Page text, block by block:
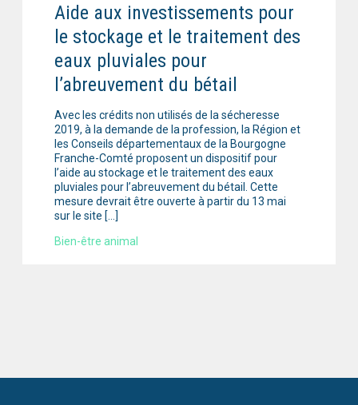
Aide aux investissements pour
le stockage et le traitement des
eaux pluviales pour
l’abreuvement du bétail
Avec les crédits non utilisés de la sécheresse
2019, à la demande de la profession, la Région et
les Conseils départementaux de la Bourgogne
Franche-Comté proposent un dispositif pour
l’aide au stockage et le traitement des eaux
pluviales pour l’abreuvement du bétail. Cette
mesure devrait être ouverte à partir du 13 mai
sur le site […]
Bien-être animal